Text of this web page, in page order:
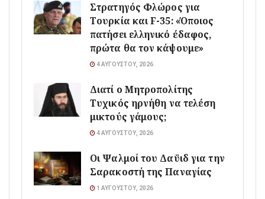
Στρατηγός Φλώρος για
Τουρκία και F-35: «Όποιος
πατήσει ελληνικό έδαφος,
πρώτα θα τον κάψουμε»
4 ΑΥΓΟΎΣΤΟΥ, 2026
Διατί ο Μητροπολίτης
Τυχικός ηρνήθη να τελέση
μικτούς γάμους;
4 ΑΥΓΟΎΣΤΟΥ, 2026
Οι Ψαλμοί του Δαϋιδ για την
Σαρακοστή της Παναγίας
1 ΑΥΓΟΎΣΤΟΥ, 2026